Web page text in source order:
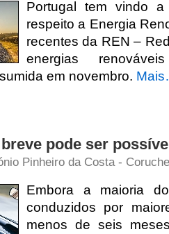
Portugal tem vindo
respeito a Energia
recentes da REN –
energias
em novembro.
pode ser
Pinheiro da Costa -
Embora a maioria
conduzidos por
menos de seis